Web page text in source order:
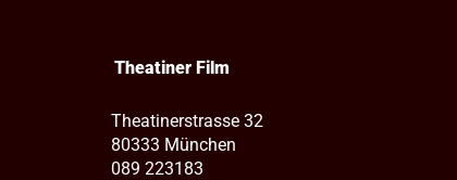
Theatiner Film
Theatinerstrasse 32
80333 München
089 223183